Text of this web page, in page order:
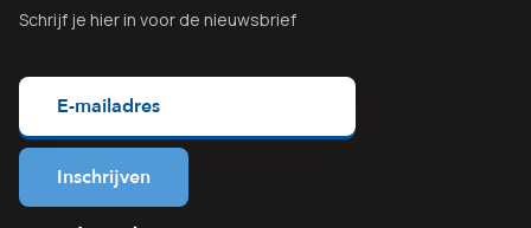
Schrijf je hierin voor de nieuwsbrief